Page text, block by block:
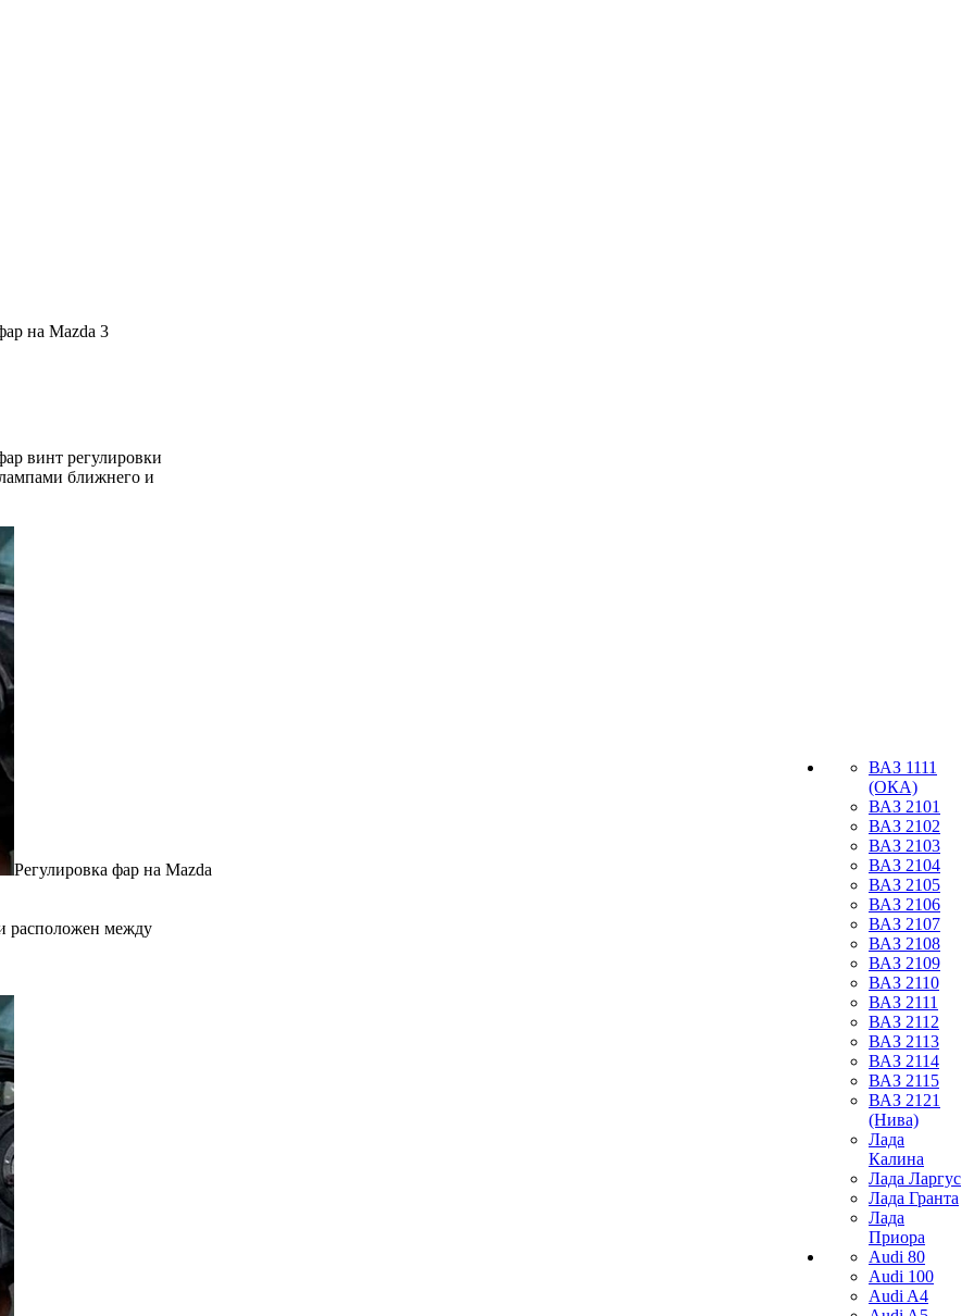
на Mazda 3
винт регулировки
ближнего и
Регулировка фар на Mazda
расположен между
ВАЗ 1111
(ОКА)
ВАЗ 2101
ВАЗ 2102
ВАЗ 2103
ВАЗ 2104
ВАЗ 2105
ВАЗ 2106
ВАЗ 2107
ВАЗ 2108
ВАЗ 2109
ВАЗ 2110
ВАЗ 2111
ВАЗ 2112
ВАЗ 2113
ВАЗ 2114
ВАЗ 2115
ВАЗ 2121
(Нива)
Лада
Калина
Лада Ларгус
Лада Гранта
Лада
Приора
Audi 80
Audi 100
Audi A4